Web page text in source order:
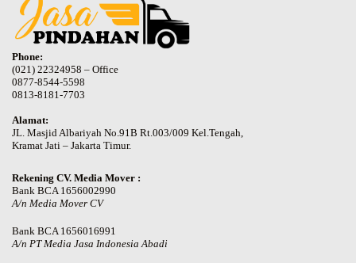
Phone:
(021) 22324958 – Office
0877-8544-5598
0813-8181-7703
Alamat:
JL. Masjid Albariyah No.91B Rt.003/009 Kel.Tengah,
Kramat Jati – Jakarta Timur.
Rekening CV. Media Mover :
Bank BCA 1656002990
A/n Media Mover CV
Bank BCA 1656016991
A/n PT Media Jasa Indonesia Abadi